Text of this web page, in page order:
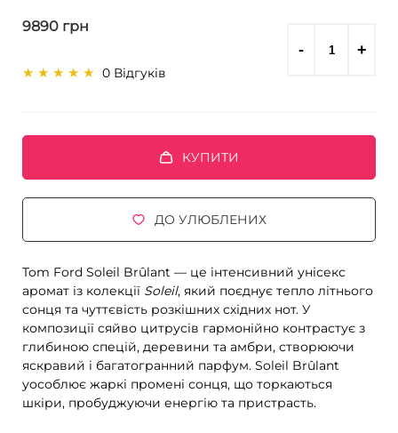
9890 грн
0 Відгуків
Tom Ford Soleil Brûlant — це інтенсивний унісекс
аромат із колекції Soleil, який поєднує тепло літнього
сонця та чуттєвість розкішних східних нот. У
композиції сяйво цитрусів гармонійно контрастує з
глибиною спецій, деревини та амбри, створюючи
яскравий і багатогранний парфум. Soleil Brûlant
уособлює жаркі промені сонця, що торкаються
шкіри, пробуджуючи енергію та пристрасть.
КУПИТИ
ДО УЛЮБЛЕНИХ